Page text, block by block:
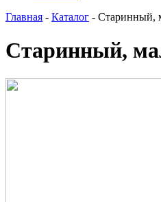
Главная - Каталог - Старинный,
Старинный,